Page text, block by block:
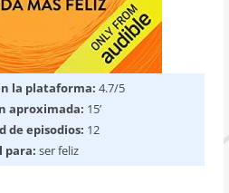
la plataforma: 4.7/5
aproximada: 15’
de episodios: 12
para: ser feliz